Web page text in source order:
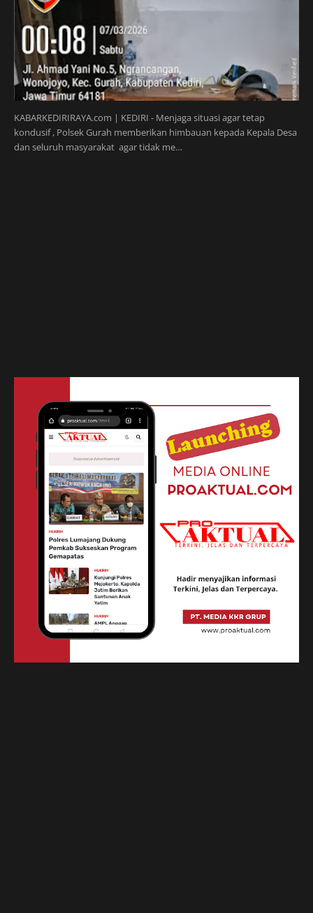
KABARKEDIRIRAYA.com | KEDIRI - Menjaga situasi agar tetap
kondusif , Polsek Gurah memberikan himbauan kepada Kepala Desa
dan seluruh masyarakat agar tidak me…